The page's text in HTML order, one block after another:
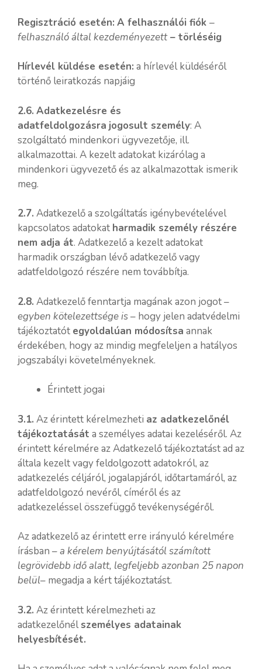
Regisztráció esetén: A felhasználói fiók –
felhasználó által kezdeményezett– törléséig
Hírlevél küldése esetén: a hírlevél küldéséről
történő leiratkozás napjáig
2.6. Adatkezelésre és
adatfeldolgozásra jogosult személy: A
szolgáltató mindenkori ügyvezetője, ill.
alkalmazottai. A kezelt adatokat kizárólag a
mindenkori ügyvezető és az alkalmazottak ismerik
meg.
2.7. Adatkezelő a szolgáltatás igénybevételével
kapcsolatos adatokat harmadik személy részére
nem adja át. Adatkezelő a kezelt adatokat
harmadik országban lévő adatkezelő vagy
adatfeldolgozó részére nem továbbítja.
2.8. Adatkezelő fenntartja magának azon jogot –
egyben kötelezettsége is– hogy jelen adatvédelmi
tájékoztatót egyoldalúan módosítsa annak
érdekében, hogy az mindig megfeleljen a hatályos
jogszabályi követelményeknek.
Érintett jogai
3.1. Az érintett kérelmezheti az adatkezelőnél
tájékoztatását a személyes adatai kezeléséről. Az
érintett kérelmére az Adatkezelő tájékoztatást ad az
általa kezelt vagy feldolgozott adatokról, az
adatkezelés céljáról, jogalapjáról, időtartamáról, az
adatfeldolgozó nevéről, címéről és az
adatkezeléssel összefüggő tevékenységéről.
Az adatkezelő az érintett erre irányuló kérelmére
írásban –a kérelem benyújtásától számított
legrövidebb idő alatt, legfeljebb azonban 25 napon
belül– megadja a kért tájékoztatást.
3.2. Az érintett kérelmezheti az
adatkezelőnélszemélyes adatainak
helyesbítését.